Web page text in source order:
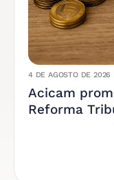
4 DE AGOSTO DE 2026
Acicam
Reforma